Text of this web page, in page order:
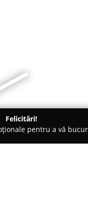
Felicitări!
pentru a vă